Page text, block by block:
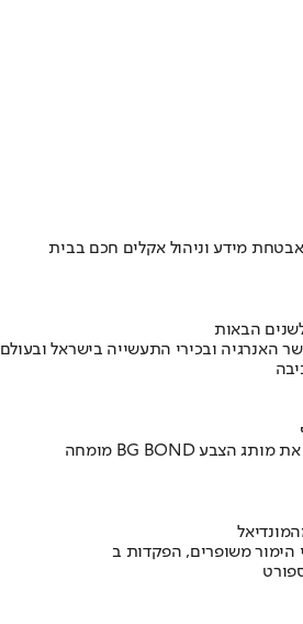
מידע וניהול אקלים חכם בבית
הבאות
האנרגיה ובכירי התעשייה בישראל ובעולם